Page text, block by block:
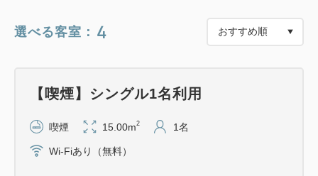
2F デニーズ 和洋選べるモーニング(AM6:00-
11:00)
※インターネット特別料金のため、他割引や特典の併
用はできません。
■お子さまのご宿泊について
選べる客室： 4
【喫煙】シングル1名利用
喫煙 15.00m2 1名
Wi-Fiあり（無料）